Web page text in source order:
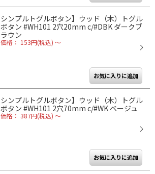
シンプルトグルボタン】ウッド（木）トグル
ボタン #WH101 2穴20mm c/#DBK ダークブ
ラウン
価格： 153円(税込) ～
シンプルトグルボタン】ウッド（木）トグル
ボタン #WH101 2穴70mm c/#WK ベージュ
価格： 387円(税込) ～